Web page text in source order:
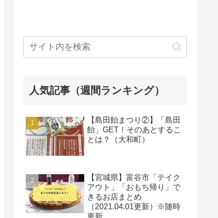
人気記事（週間ランキング）
【島田飴まつり②】「島田
飴」GET！そのあとするこ
とは？（大和町）
【宮城県】富谷市「テイク
アウト」「おもち帰り」で
きるお店まとめ
（2021.04.01更新）※随時